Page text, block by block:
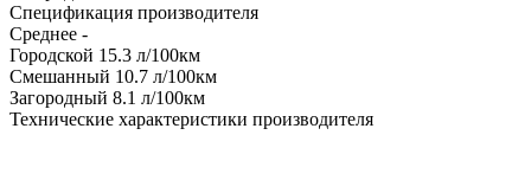
Спецификация производителя
Среднее -
Городской 15.3 л/100км
Смешанный 10.7 л/100км
Загородный 8.1 л/100км
Технические характеристики производителя